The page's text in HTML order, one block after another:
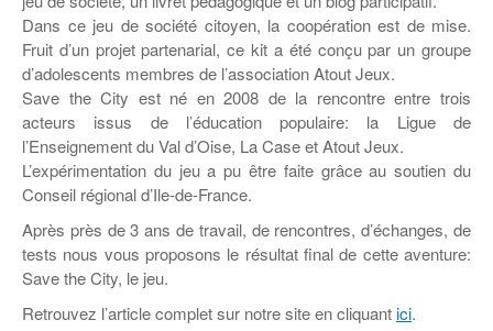
Save the City : kit pédagogique contre
les discriminations
Actualités de la fédération
Recherche de mission
Guide du volontaire
Guide du tuteur
Campagnes de sensibilisation
Jouons la carte de la fraternité
Malle pédagogique Egalité Filles-
Garçons
Egalité Femmes-Hommes
« Silence, on violence » Emprise et
violence conjugale
Malle pédagogique « Parcours d’exils
d’hier et d’aujourd’hui »
Conseil municipal de jeunes
Séjours scolaires
Lire et faire lire
Présentation
Espace bénévoles
Story play’r
La ligue 95 et Recyclivre
Lutte contre l’illettrisme
Spectacles jeune public
Education aux médias
Les veilleurs de l’info
Education verte
Formation Eco-délégué.es
Actualité Ecole
Le BAFD
Calendrier des stages…
… Formations générales BAFA
… Approfondissements BAFA
… Formations BAFD
Les structures d’accueil de mineurs
Les brevets et diplômes
Adapte 95
Actualités Animation
Séjours enfants et adolescents
Séjours linguistiques
Commander nos brochures
Coordonnées départementales
Actualités loisirs
Qu’est-ce que c’est ?
Organisation de la formation
Cap sur les projets d’Education !
Actualités Formation
CONTACT
LES CHANTIERS
Dans ce jeu de société citoyen, la coopération est de mise.
Fruit d’un projet partenarial, ce kit a été conçu par un groupe
d’adolescents membres de l’association Atout Jeux.
Save the City est né en 2008 de la rencontre entre trois
acteurs issus de l’éducation populaire: la Ligue de
l’Enseignement du Val d’Oise, La Case et Atout Jeux.
L’expérimentation du jeu a pu être faite grâce au soutien du
Conseil régional d’Ile-de-France.
Après près de 3 ans de travail, de rencontres, d’échanges, de
tests nous vous proposons le résultat final de cette aventure:
Save the City, le jeu.
Retrouvez l’article complet sur notre site en cliquantici.